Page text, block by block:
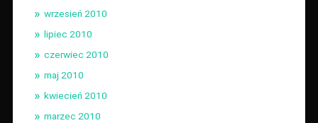
wrzesień 2010
lipiec 2010
czerwiec 2010
maj 2010
kwiecień 2010
marzec 2010